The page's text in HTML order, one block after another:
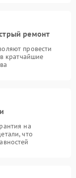
ремонт
провести
кратчайшие
на
что